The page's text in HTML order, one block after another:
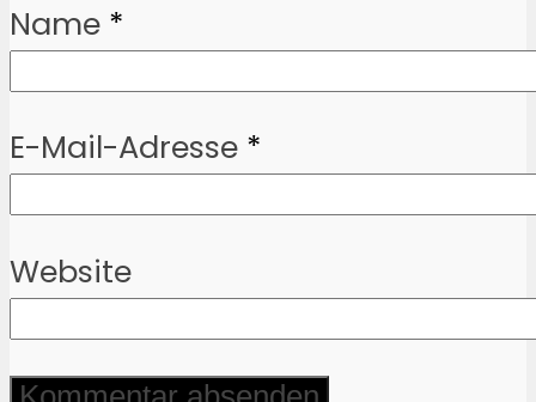
Name *
E-Mail-Adresse *
Website